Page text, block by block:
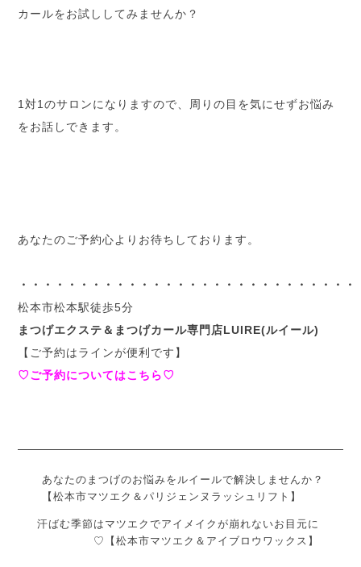
カールをお試ししてみませんか？
1対1のサロンになりますので、周りの目を気にせずお悩み
をお話しできます。
あなたのご予約心よりお待ちしております。
・・・・・・・・・・・・・・・・・・・・・・・・・・・・
松本市松本駅徒歩5分
まつげエクステ＆まつげカール専門店LUIRE(ルイール)
【ご予約はラインが便利です】
♡ご予約についてはこちら♡
あなたのまつげのお悩みをルイールで解決しませんか？
【松本市マツエク＆パリジェンヌラッシュリフト】
汗ばむ季節はマツエクでアイメイクが崩れないお目元に
♡【松本市マツエク＆アイブロウワックス】